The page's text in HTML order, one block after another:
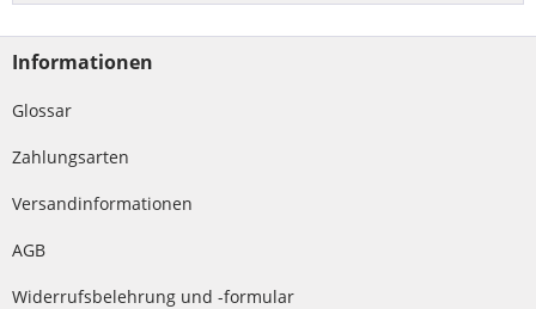
Informationen
Glossar
Zahlungsarten
Versandinformationen
AGB
Widerrufsbelehrung und -formular